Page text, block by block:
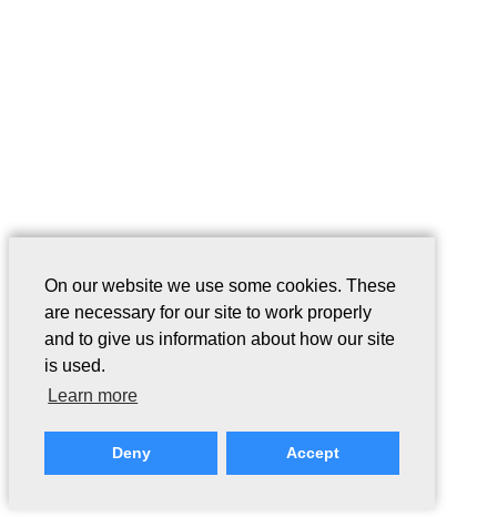
On our website we use some cookies. These
are necessary for our site to work properly
and to give us information about how our site
is used.
Learn more
Deny Accept